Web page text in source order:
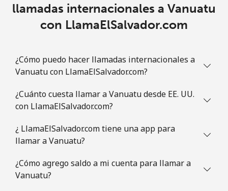
llamadas internacionales a Vanuatu
con LlamaElSalvador.com
¿Cómo puedo hacer llamadas internacionales a
Vanuatu con LlamaElSalvador.com?
¿Cuánto cuesta llamar a Vanuatu desde EE. UU.
con LlamaElSalvador.com?
¿ LlamaElSalvador.com tiene una app para
llamar a Vanuatu?
¿Cómo agrego saldo a mi cuenta para llamar a
Vanuatu?